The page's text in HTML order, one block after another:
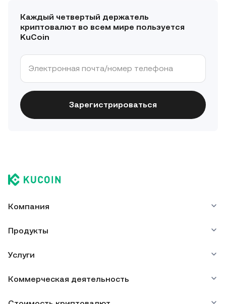
Каждый четвертый держатель
криптовалют во всем мире пользуется
KuCoin
Зарегистрироваться
Компания
Продукты
Услуги
Коммерческая деятельность